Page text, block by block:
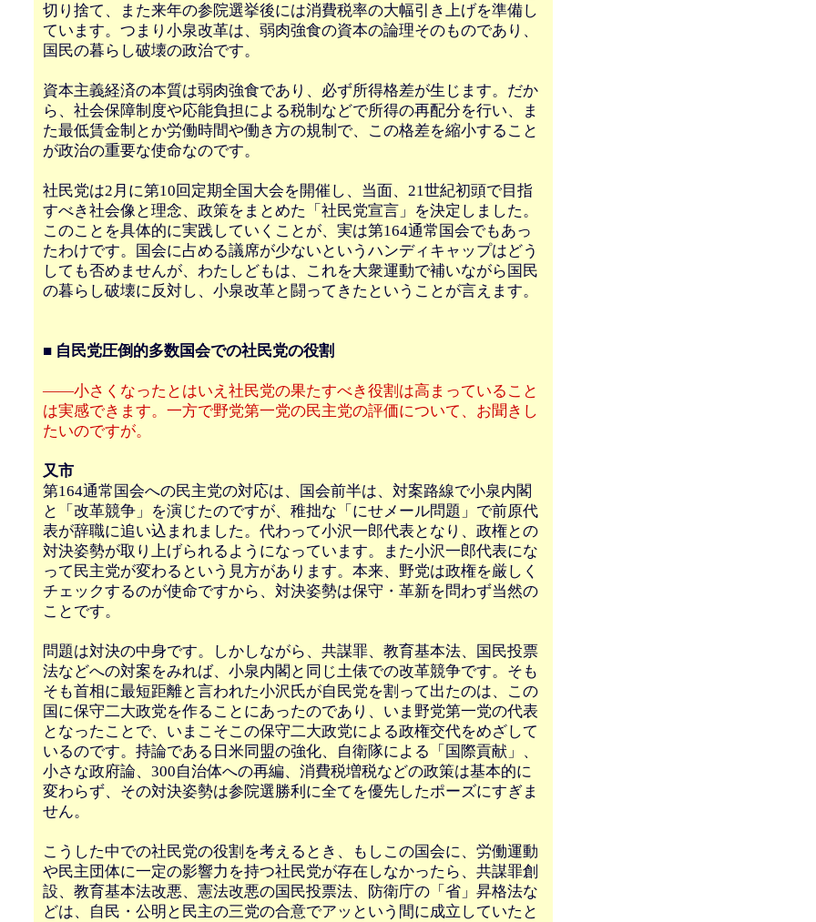
切り捨て、また来年の参院選挙後には消費税率の大幅引き上げを準備し
ています。つまり小泉改革は、弱肉強食の資本の論理そのものであり、
国民の暮らし破壊の政治です。
資本主義経済の本質は弱肉強食であり、必ず所得格差が生じます。だか
ら、社会保障制度や応能負担による税制などで所得の再配分を行い、ま
た最低賃金制とか労働時間や働き方の規制で、この格差を縮小すること
が政治の重要な使命なのです。
社民党は2月に第10回定期全国大会を開催し、当面、21世紀初頭で目指
すべき社会像と理念、政策をまとめた「社民党宣言」を決定しました。
このことを具体的に実践していくことが、実は第164通常国会でもあっ
たわけです。国会に占める議席が少ないというハンディキャップはどう
しても否めませんが、わたしどもは、これを大衆運動で補いながら国民
の暮らし破壊に反対し、小泉改革と闘ってきたということが言えます。
■ 自民党圧倒的多数国会での社民党の役割
――小さくなったとはいえ社民党の果たすべき役割は高まっていること
は実感できます。一方で野党第一党の民主党の評価について、お聞きし
たいのですが。
又市
第164通常国会への民主党の対応は、国会前半は、対案路線で小泉内閣
と「改革競争」を演じたのですが、稚拙な「にせメール問題」で前原代
表が辞職に追い込まれました。代わって小沢一郎代表となり、政権との
対決姿勢が取り上げられるようになっています。また小沢一郎代表にな
って民主党が変わるという見方があります。本来、野党は政権を厳しく
チェックするのが使命ですから、対決姿勢は保守・革新を問わず当然の
ことです。
問題は対決の中身です。しかしながら、共謀罪、教育基本法、国民投票
法などへの対案をみれば、小泉内閣と同じ土俵での改革競争です。そも
そも首相に最短距離と言われた小沢氏が自民党を割って出たのは、この
国に保守二大政党を作ることにあったのであり、いま野党第一党の代表
となったことで、いまこそこの保守二大政党による政権交代をめざして
いるのです。持論である日米同盟の強化、自衛隊による「国際貢献」、
小さな政府論、300自治体への再編、消費税増税などの政策は基本的に
変わらず、その対決姿勢は参院選勝利に全てを優先したポーズにすぎま
せん。
こうした中での社民党の役割を考えるとき、もしこの国会に、労働運動
や民主団体に一定の影響力を持つ社民党が存在しなかったら、共謀罪創
設、教育基本法改悪、憲法改悪の国民投票法、防衛庁の「省」昇格法な
どは、自民・公明と民主の三党の合意でアッという間に成立していたと